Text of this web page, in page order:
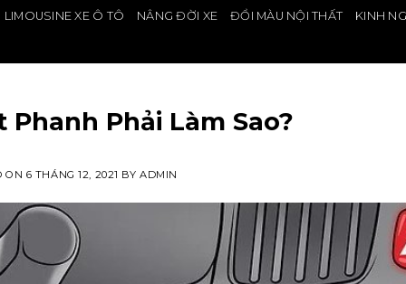
XE Ô TÔ NÂNG ĐỜI XE ĐỔI MÀU NỘI THẤT KINH
Phanh Phải Làm Sao?
ON 6 THÁNG 12, 2021 BY ADMIN